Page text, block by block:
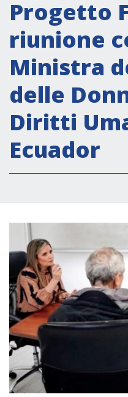
Segreteria Culturale
Segreteria Socio-
Segreteria Tecnico
Forum PMI
Conferenze Italia-
Rete per la
genere
COOPERAZIONE
Patrimonio
Empowerment
Giustizia e Sicurezza
EUROsociAL
EL PAcCTO
EUROFRONT
Progetto
riunione
Ministra
delle
Diritti
Ecuador